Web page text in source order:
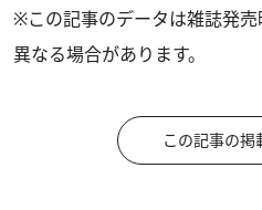
※この記事のデータは雑誌発
異なる場合があります。
この記事の掲